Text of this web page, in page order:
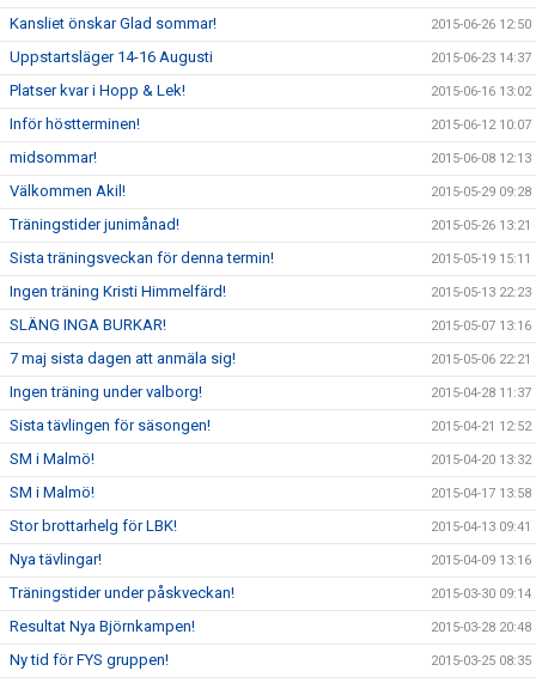
Kansliet önskar Glad sommar! 2015-06-26 12:50
Uppstartsläger 14-16 Augusti 2015-06-23 14:37
Platser kvar i Hopp & Lek! 2015-06-16 13:02
Inför höstterminen! 2015-06-12 10:07
midsommar! 2015-06-08 12:13
Välkommen Akil! 2015-05-29 09:28
Träningstider junimånad! 2015-05-26 13:21
Sista träningsveckan för denna termin! 2015-05-19 15:11
Ingen träning Kristi Himmelfärd! 2015-05-13 22:23
SLÄNG INGA BURKAR! 2015-05-07 13:16
7 maj sista dagen att anmäla sig! 2015-05-06 22:21
Ingen träning under valborg! 2015-04-28 11:37
Sista tävlingen för säsongen! 2015-04-21 12:52
SM i Malmö! 2015-04-20 13:32
SM i Malmö! 2015-04-17 13:58
Stor brottarhelg för LBK! 2015-04-13 09:41
Nya tävlingar! 2015-04-09 13:16
Träningstider under påskveckan! 2015-03-30 09:14
Resultat Nya Björnkampen! 2015-03-28 20:48
Ny tid för FYS gruppen! 2015-03-25 08:35